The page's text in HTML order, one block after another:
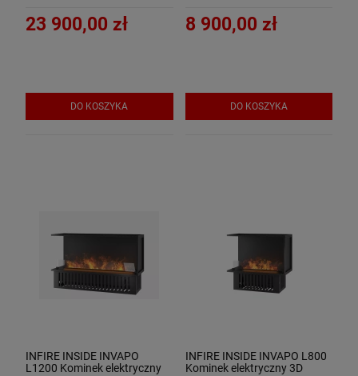
23 900,00 zł
DO KOSZYKA
8 900,00 zł
DO KOSZYKA
INFIRE INSIDE INVAPO
L1200 Kominek elektryczny
INFIRE INSIDE INVAPO L800
Kominek elektryczny 3D